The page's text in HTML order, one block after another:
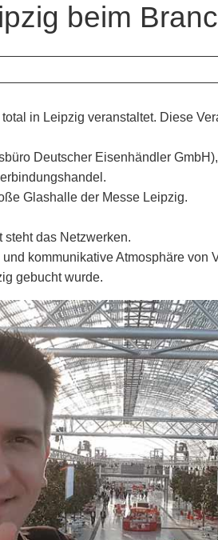
beim
in Leipzig veranstaltet. Diese
Deutscher Eisenhändler
Glashalle der Messe Leipzig.
steht das Netzwerken.
kommunikative Atmosphäre von
gebucht wurde.